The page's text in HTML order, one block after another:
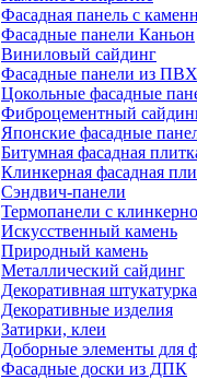
Фасадная панель с
Фасадные панели Каньон
Виниловый сайдинг
Фасадные панели из ПВХ
Цокольные фасадные
Фиброцементный
Японские фасадные
Битумная фасадная
Клинкерная фасадная
Сэндвич-панели
Термопанели с
Искусственный камень
Природный камень
Металлический сайдинг
Декоративная штукатурка
Декоративные изделия
Затирки, клеи
Доборные элементы для
Фасадные доски из ДПК